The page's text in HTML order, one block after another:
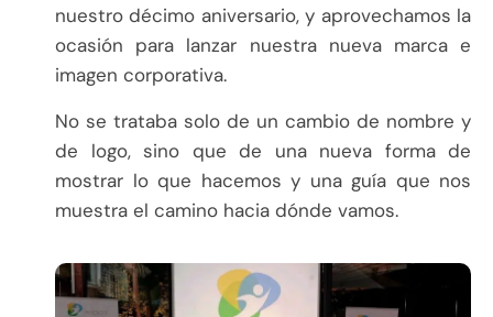
nuestro décimo aniversario, y aprovechamos la
ocasión para lanzar nuestra nueva marca e
imagen corporativa.
No se trataba solo de un cambio de nombre y
de logo, sino que de una nueva forma de
mostrar lo que hacemos y una guía que nos
muestra el camino hacia dónde vamos.